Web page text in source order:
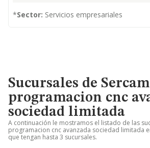
*Sector: Servicios empresariales
Sucursales de Sercam
programacion cnc
sociedad limitada
A continuación le mostramos el listado de las
programacion cnc avanzada sociedad limitada
que tengan hasta 3 sucursales.